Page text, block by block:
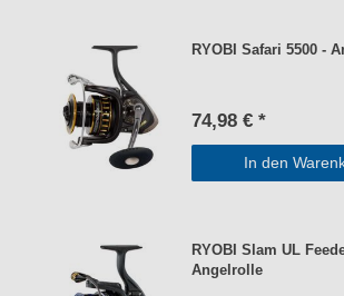
RYOBI Safari 5500 -
74,98 € *
In den
RYOBI Slam UL
Angelrolle